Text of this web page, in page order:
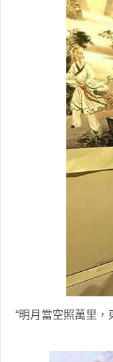
“明月當空照萬里